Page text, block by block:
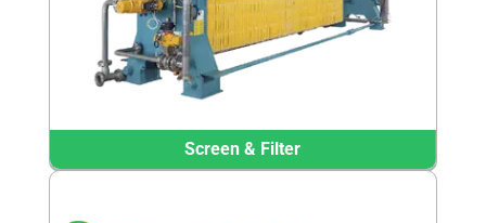
Screen & Filter